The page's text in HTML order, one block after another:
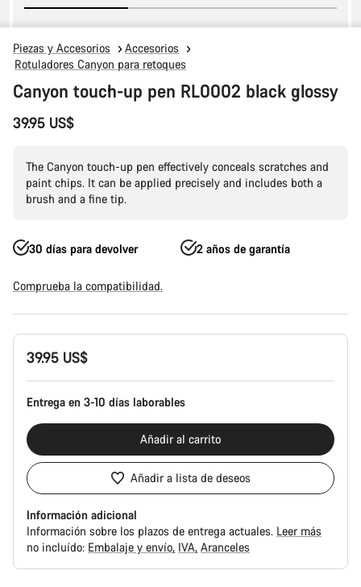
Piezas y Accesorios
Accesorios
Rotuladores Canyon para retoques
Canyon touch-up pen RL0002 black glossy
39.95 US$
The Canyon touch-up pen effectively conceals scratches and
paint chips. It can be applied precisely and includes both a
brush and a fine tip.
30 días para devolver 2 años de garantía
Comprueba la compatibilidad.
Configuración
del39.95 US$
Entrega en 3-10 días laborables
Añadir al carrito
Añadir a lista de deseos
Información adicional
Información sobre los plazos de entrega actuales. Leer más
no incluído: Embalaje y envío IVA Aranceles